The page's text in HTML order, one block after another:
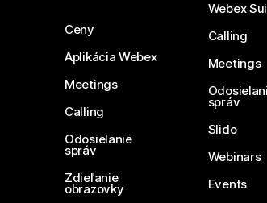
Ceny
Aplikácia Webex
Meetings
Calling
Odosielanie
správ
Zdieľanie
obrazovky
Webex
Calling
Meetings
správ
Slido
Webinars
Events